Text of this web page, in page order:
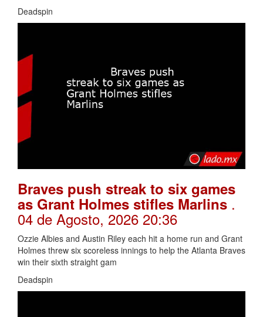
Deadspin
Braves push streak to six games
as Grant Holmes stifles Marlins .
04 de Agosto, 2026 20:36
Ozzie Albies and Austin Riley each hit a home run and Grant
Holmes threw six scoreless innings to help the Atlanta Braves
win their sixth straight gam
Deadspin